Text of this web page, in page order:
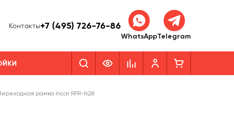
Контакты+7 (495) 726-76-86
WhatsAppTelegram
рамка Incar RFR-N28